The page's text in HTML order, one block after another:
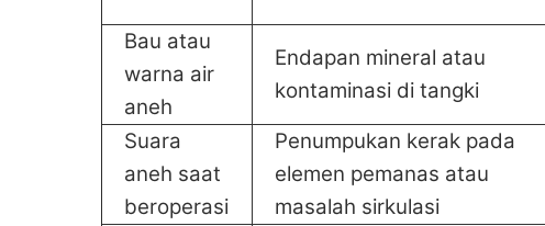
Bau atau
warna air
aneh
Endapan mineral atau
kontaminasi di tangki
Suara
aneh saat
beroperasi
Penumpukan kerak pada
elemen pemanas atau
masalah sirkulasi